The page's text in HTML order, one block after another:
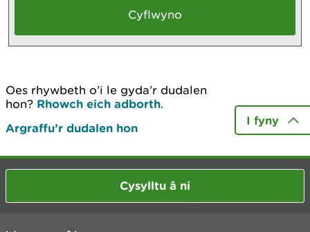
Oes rhywbeth o’i le gyda’r dudalen
hon? Rhowch eich adborth.
Argraffu’r dudalen hon
I fyny
Cysylltu â ni